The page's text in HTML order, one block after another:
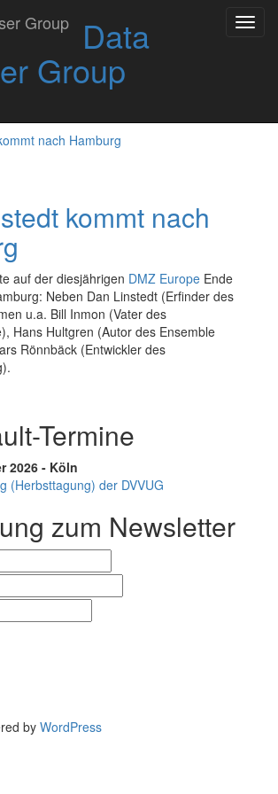
Data
Group
Data
kommt nach
auf der diesjährigen DMZ Europe Ende
Neben Dan Linstedt (Erfinder des
u.a. Bill Inmon (Vater des
Hans Hultgren (Autor des Ensemble
Rönnbäck (Entwickler des
Termine
2026 - Köln
(Herbsttagung) der DVVUG
zum Newsletter
by WordPress